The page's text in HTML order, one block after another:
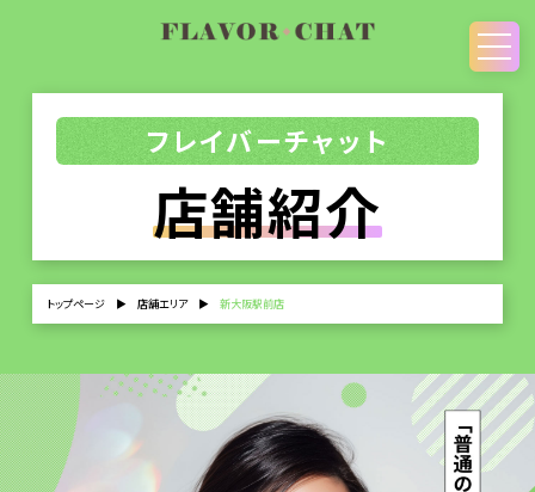
フレイバーチャット
店舗紹介
トップページ▶ 店舗エリア▶ 新大阪駅前店